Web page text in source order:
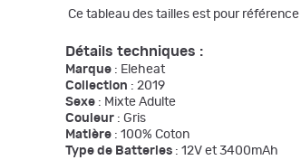
Ce tableau des tailles est pour
Détails techniques :
Marque : Eleheat
Collection : 2019
Sexe : Mixte Adulte
Couleur : Gris
Matière : 100% Coton
Type de Batteries : 12V et 3400mAh